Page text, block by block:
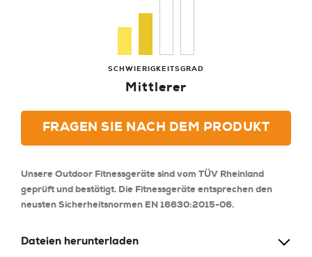
SCHWIERIGKEITSGRAD
Mittlerer
FRAGEN SIE NACH DEM PRODUKT
Unsere Outdoor Fitnessgeräte sind vom TÜV Rheinland
geprüft und bestätigt. Die Fitnessgeräte entsprechen den
neusten Sicherheitsnormen EN 16630:2015-06.
Dateien herunterladen